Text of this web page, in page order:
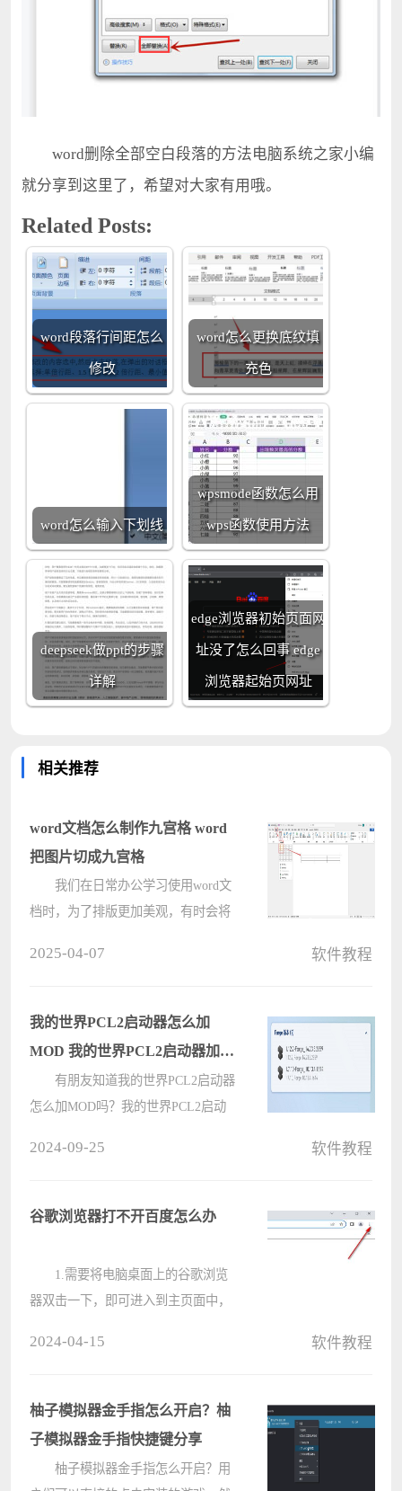
word删除全部空白段落的方法电脑系统之家小编
就分享到这里了，希望对大家有用哦。
Related Posts:
word段落行间距怎么
修改
word怎么更换底纹填
充色
word怎么输入下划线
wpsmode函数怎么用
wps函数使用方法
deepseek做ppt的步骤
详解
edge浏览器初始页面网
址没了怎么回事 edge
浏览器起始页网址
相关推荐
word文档怎么制作九宫格 word
把图片切成九宫格
我们在日常办公学习使用word文
档时，为了排版更加美观，有时会将
制作九宫格图片的方法。 方法
2025-04-07 软件教程
我的世界PCL2启动器怎么加
MOD 我的世界PCL2启动器加
MOD方法
有朋友知道我的世界PCL2启动器
怎么加MOD吗？我的世界PCL2启动
法，感兴趣的快跟小编一起来看????
2024-09-25 软件教程
谷歌浏览器打不开百度怎么办
1.需要将电脑桌面上的谷歌浏览
器双击一下，即可进入到主页面中，
项中选择【设置】选项进入（如图所
示????
2024-04-15 软件教程
柚子模拟器金手指怎么开启？柚
子模拟器金手指快捷键分享
柚子模拟器金手指怎么开启？用